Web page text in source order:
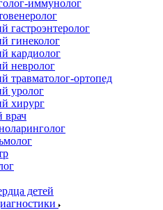
иммунолог
гастроэнтеролог
гинеколог
кардиолог
невролог
травматолог-ортопед
уролог
хирург
врач
детей